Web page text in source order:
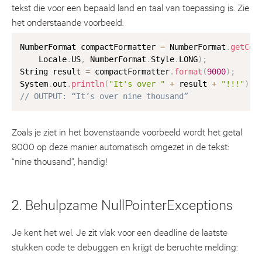
tekst die voor een bepaald land en taal van toepassing is. Zie
het onderstaande voorbeeld:
NumberFormat compactFormatter = NumberFormat .
    Locale
. US, NumberFormat . Style. LONG) ;
String result = compactFormatter. format (9000) ;
System. out . println( "It's over " + result + "!!!")
// OUTPUT: “It’s over nine thousand”
Zoals je ziet in het bovenstaande voorbeeld wordt het getal
9000 op deze manier automatisch omgezet in de tekst:
“nine thousand”, handig!
2. Behulpzame NullPointerExceptions
Je kent het wel. Je zit vlak voor een deadline de laatste
stukken code te debuggen en krijgt de beruchte melding: